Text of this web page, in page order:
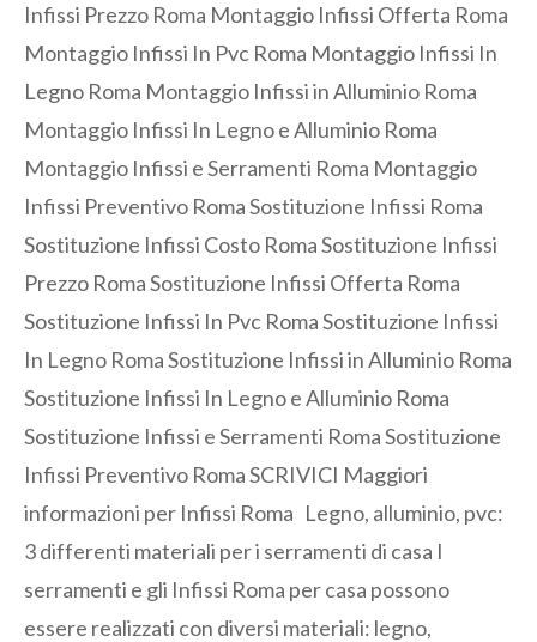
Infissi Prezzo Roma Montaggio Infissi Offerta Roma
Montaggio Infissi In Pvc Roma Montaggio Infissi In
Legno Roma Montaggio Infissi in Alluminio Roma
Montaggio Infissi In Legno e Alluminio Roma
Montaggio Infissi e Serramenti Roma Montaggio
Infissi Preventivo Roma Sostituzione Infissi Roma
Sostituzione Infissi Costo Roma Sostituzione Infissi
Prezzo Roma Sostituzione Infissi Offerta Roma
Sostituzione Infissi In Pvc Roma Sostituzione Infissi
In Legno Roma Sostituzione Infissi in Alluminio Roma
Sostituzione Infissi In Legno e Alluminio Roma
Sostituzione Infissi e Serramenti Roma Sostituzione
Infissi Preventivo Roma SCRIVICI Maggiori
informazioni per Infissi Roma Legno, alluminio, pvc:
3 differenti materiali per i serramenti di casa I
serramenti e gli Infissi Roma per casa possono
essere realizzati con diversi materiali: legno,